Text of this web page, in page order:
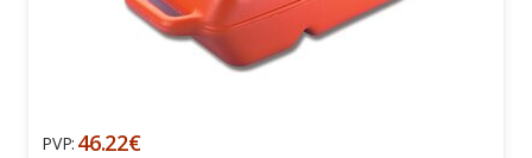
PVP: 46.22€